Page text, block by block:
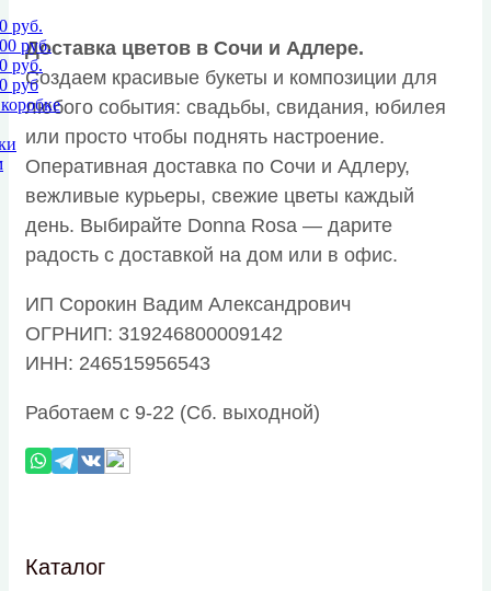
руб.
руб.
руб.
руб
Доставка цветов в Сочи и Адлере.
Создаем красивые букеты и композиции для
любого события: свадьбы, свидания, юбилея
или просто чтобы поднять настроение.
Оперативная доставка по Сочи и Адлеру,
вежливые курьеры, свежие цветы каждый
день. Выбирайте Donna Rosa — дарите
радость с доставкой на дом или в офис.
ИП Сорокин Вадим Александрович
ОГРНИП: 319246800009142
ИНН: 246515956543
Работаем с 9-22 (Сб. выходной)
Каталог